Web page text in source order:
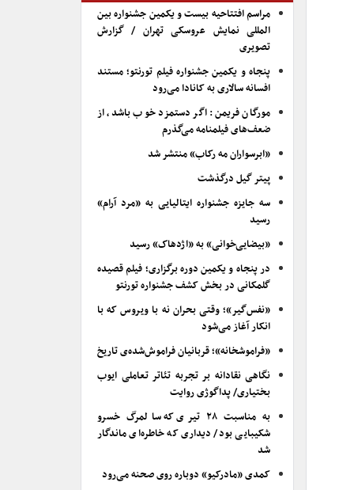
مراسم افتتاحیه بیست و یکمین جشنواره بین
المللی نمایش عروسکی تهران / گزارش
تصویری
پنجاه و یکمین جشنواره فیلم تورنتو؛ مستند
افسانه سالاری به کانادا می‌رود
مورگان فریمن: اگر دستمزد خوب باشد، از
ضعف‌های فیلمنامه می‌گذرم
«ابرسواران مه رکاب» منتشر شد
پیتر گیل درگذشت
سه جایزه جشنواره ایتالیایی به «مرد آرام»
رسید
«بیضایی‌خوانی» به «اژدهاک» رسید
در پنجاه و یکمین دوره برگزاری؛ فیلم قصیده
گلمکانی در بخش کشف جشنواره تورنتو
«نفس‌گیر»؛ وقتی بحران نه با ویروس که با
انکار آغاز می‌شود
«فراموشخانه»؛ قربانیان فراموش‌شده‌ی تاریخ
نگاهی نقادانه بر تجربه تئاتر تعاملی ایوب
بختیاری/ پداگوژی روایت
به مناسبت ۲۸ تیری که سالمرگ خسرو
شکیبایی بود/ دیداری که خاطره‌ای ماندگار
شد
کمدی «مادرکیو» دوباره روی صحنه می‌رود